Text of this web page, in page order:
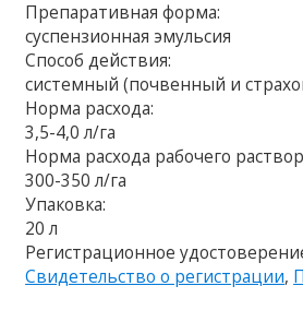
Препаративная форма:
суспензионная эмульсия
Способ действия:
системный (почвенный и
Норма расхода:
3,5-4,0 л/га
Норма расхода рабочего
300-350 л/га
Упаковка:
20 л
Регистрационное
Свидетельство о регистрации,